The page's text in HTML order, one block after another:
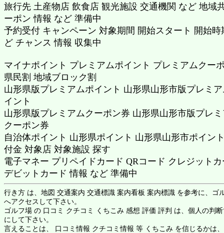
旅行先 土産物店 飲食店 観光施設 交通機関 など 地域
ーポン 情報 など 準備中
予約受付 キャンペーン 対象期間 開始スタート 開始時
ど チャンス 情報 収集中
マイナポイント プレミアムポイント プレミアムクー
県民割 地域ブロック割
山形県版プレミアムポイント 山形県山形市版プレミ
イント
山形県版プレミアムクーポン券 山形県山形市版プレ
クーポン券
自治体ポイント 山形県ポイント 山形県山形市ポイン
付金 対象店 対象施設 探す
電子マネー プリペイドカード QRコード クレジット
デビットカード 情報 など 準備中
行き方 は、地図 交通案内 交通標識 案内看板 案内標識 を参考に、ゴ
へアクセスして下さい。
ゴルフ場 の 口コミ クチコミ くちこみ 感想 評価 評判 は、個人の判
にして下さい。
言えることは、 口コミ情報 クチコミ情報 等 くちこみ を信じるかは